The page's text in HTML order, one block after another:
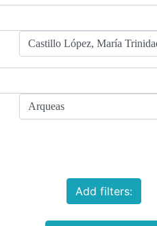
Add filters: